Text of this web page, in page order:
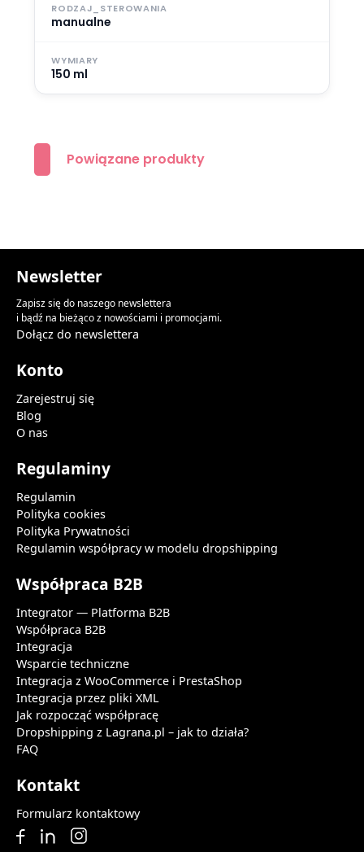
RODZAJ_STEROWANIA
manualne
WYMIARY
150 ml
Powiązane produkty
Newsletter
Zapisz się do naszego newslettera
i bądź na bieżąco z nowościami i promocjami.
Dołącz do newslettera
Konto
Zarejestruj się
Blog
O nas
Regulaminy
Regulamin
Polityka cookies
Polityka Prywatności
Regulamin współpracy w modelu dropshipping
Współpraca B2B
Integrator — Platforma B2B
Współpraca B2B
Integracja
Wsparcie techniczne
Integracja z WooCommerce i PrestaShop
Integracja przez pliki XML
Jak rozpocząć współpracę
Dropshipping z Lagrana.pl – jak to działa?
FAQ
Kontakt
Formularz kontaktowy